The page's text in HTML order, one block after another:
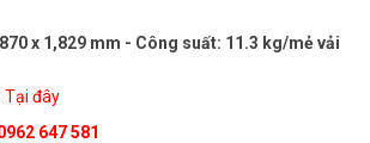
x 1,829 mm - Công suất: 11.3 kg/mẻ vải
Tại đây
647 581